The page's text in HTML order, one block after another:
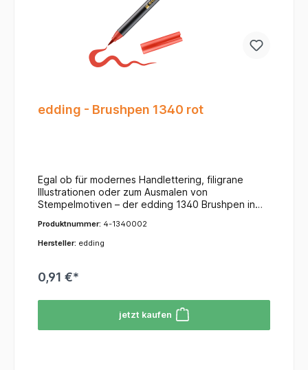
edding - Brushpen 1340 rot
Egal ob für modernes Handlettering, filigrane
Illustrationen oder zum Ausmalen von
Stempelmotiven – der edding 1340 Brushpen in
die flexible Spitze lässt sich die Strichbreite allein
über den ausgeübten Druck steuern, was jedes
Pinselspitze: Ermöglicht feine Details bei leichtem
stärkerem Druck.Brillante Farbausbeute: Das
kräftige Rot sorgt für eine hohe Deckkraft und
leuchtende Ergebnisse auf Papier und
Produktnummer: 4-1340002
Hersteller: edding
0,91 €*
jetzt kaufen